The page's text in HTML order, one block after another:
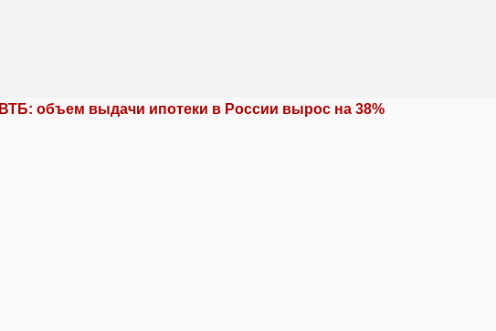
ВТБ: объем выдачи ипотеки в России вырос на 38%